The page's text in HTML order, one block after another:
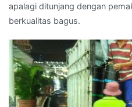
apalagi ditunjang dengan
berkualitas bagus.